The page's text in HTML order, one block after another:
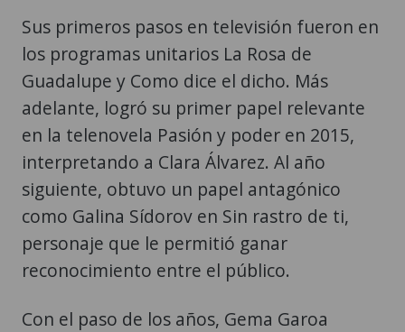
Sus primeros pasos en televisión fueron en
los programas unitarios La Rosa de
Guadalupe y Como dice el dicho. Más
adelante, logró su primer papel relevante
en la telenovela Pasión y poder en 2015,
interpretando a Clara Álvarez. Al año
siguiente, obtuvo un papel antagónico
como Galina Sídorov en Sin rastro de ti,
personaje que le permitió ganar
reconocimiento entre el público.
Con el paso de los años, Gema Garoa